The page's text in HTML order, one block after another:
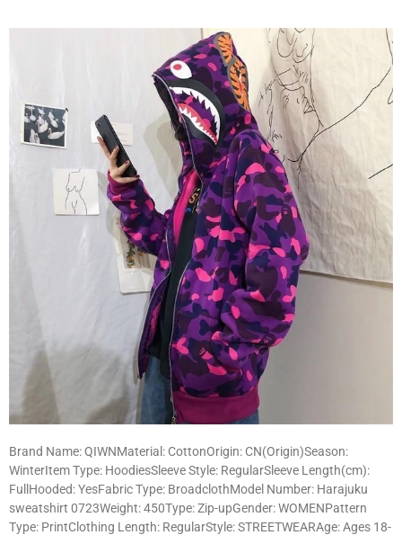
Brand Name: QIWNMaterial: CottonOrigin: CN(Origin)Season:
WinterItem Type: HoodiesSleeve Style: RegularSleeve Length(cm):
FullHooded: YesFabric Type: BroadclothModel Number: Harajuku
sweatshirt 0723Weight: 450Type: Zip-upGender: WOMENPattern
Type: PrintClothing Length: RegularStyle: STREETWEARAge: Ages 18-